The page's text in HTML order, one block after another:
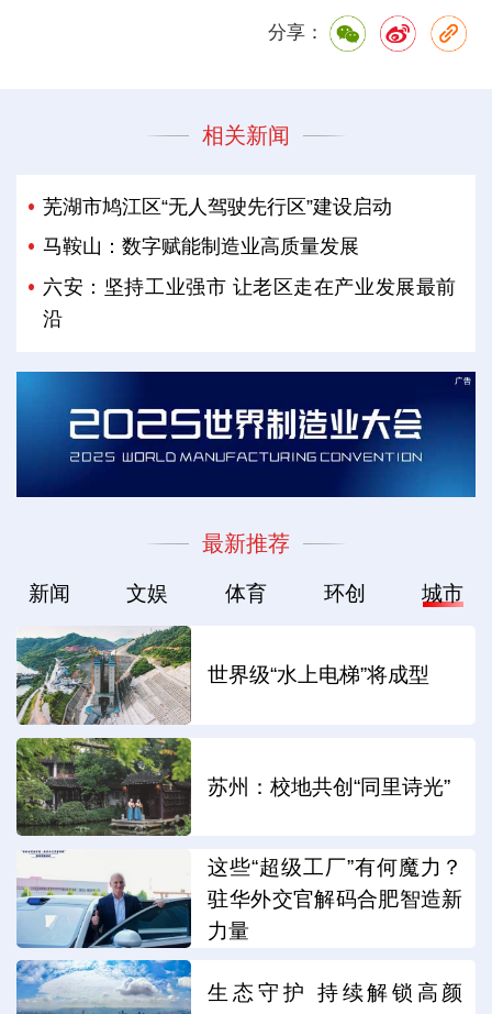
分享：
相关新闻
芜湖市鸠江区“无人驾驶先行区”建设启动
马鞍山：数字赋能制造业高质量发展
六安：坚持工业强市 让老区走在产业发展最前
沿
最新推荐
新闻 文娱 体育 环创 城市
世界级“水上电梯”将成型
苏州：校地共创“同里诗光”
这些“超级工厂”有何魔力？
驻华外交官解码合肥智造新
力量
生态守护 持续解锁高颜